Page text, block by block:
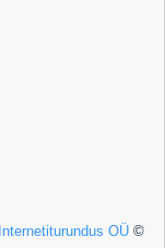
Internetiturundus OÜ©